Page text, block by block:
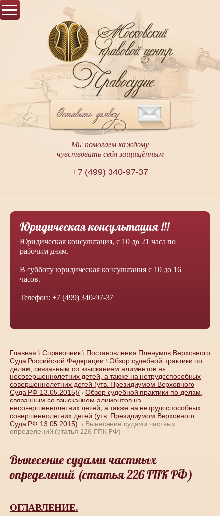
Мы помогаем каждому
чувствовать себя защищённым
+7 (499) 340-97-37
Юридическая консультация !!!
Юридическая консультация, с 10 до 21 часа по
рабочим дням.
В субботу юридическая консультация с 10 до 16
часов.
Телефон: +7 (499) 340-97-37
Главная \ Справочник \ Постановления Пленумов Верховного
Суда Российской Федерации \ Обзор судебной практики по
делам, связанным со взысканием алиментов на
несовершеннолетних детей, а также на нетрудоспособных
совершеннолетних детей (утв. Президиумом Верховного
Суда РФ 13.05.2015)/ \ Обзор судебной практики по делам,
связанным со взысканием алиментов на
несовершеннолетних детей, а также на нетрудоспособных
совершеннолетних детей (утв. Президиумом Верховного
Суда РФ 13.05.2015). \ Вынесение судами частных
определений (статья 226 ГПК РФ)
Вынесение судами частных
определений (статья 226 ГПК РФ)
ОГЛАВЛЕНИЕ.